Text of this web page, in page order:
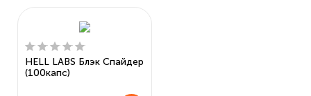
HELL LABS Блэк Спайдер
(100капс)